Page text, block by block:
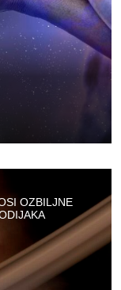
OZBILJNE